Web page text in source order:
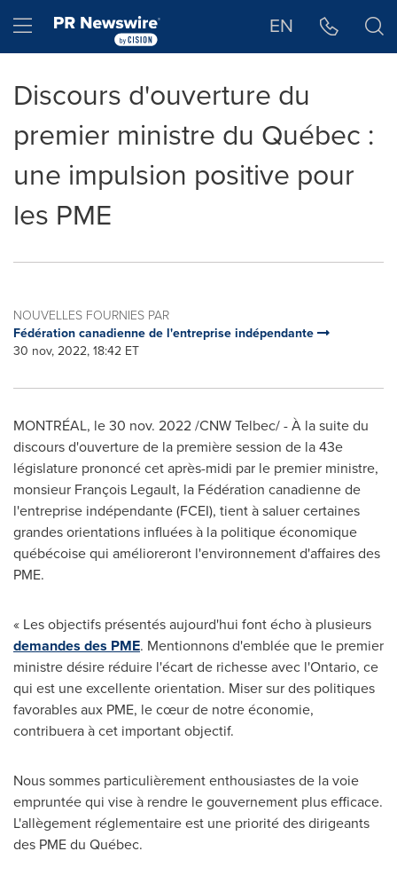
Hamburger menu EN
Discours d'ouverture du
premier ministre du Québec :
une impulsion positive pour
les PME
NOUVELLES FOURNIES PAR
Fédération canadienne de l'entreprise indépendante
30 nov, 2022, 18:42 ET
MONTRÉAL, le30 nov. 2022/CNW Telbec/ - À la suite du
discours d'ouverture de la première session de la 43e
législature prononcé cet après-midi par le premier ministre,
monsieur François Legault, la Fédération canadienne de
l'entreprise indépendante (FCEI), tient à saluer certaines
grandes orientations influées à la politique économique
québécoise qui amélioreront l'environnement d'affaires des
PME.
« Les objectifs présentés aujourd'hui font écho à plusieurs
demandes des PME. Mentionnons d'emblée que le premier
ministre désire réduire l'écart de richesse avec l'Ontario, ce
qui est une excellente orientation. Miser sur des politiques
favorables aux PME, le cœur de notre économie,
contribuera à cet important objectif.
Nous sommes particulièrement enthousiastes de la voie
empruntée qui vise à rendre le gouvernement plus efficace.
L'allègement réglementaire est une priorité des dirigeants
des PME du Québec.